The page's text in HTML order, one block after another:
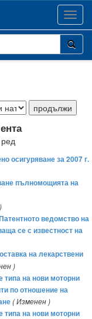
осигуряване за 2007 г.
пълномощията на
ведомство на
се с известност на
на лекарствени
)
типа на нови моторни
по отношение на
( Изменен )
типа на нови моторни